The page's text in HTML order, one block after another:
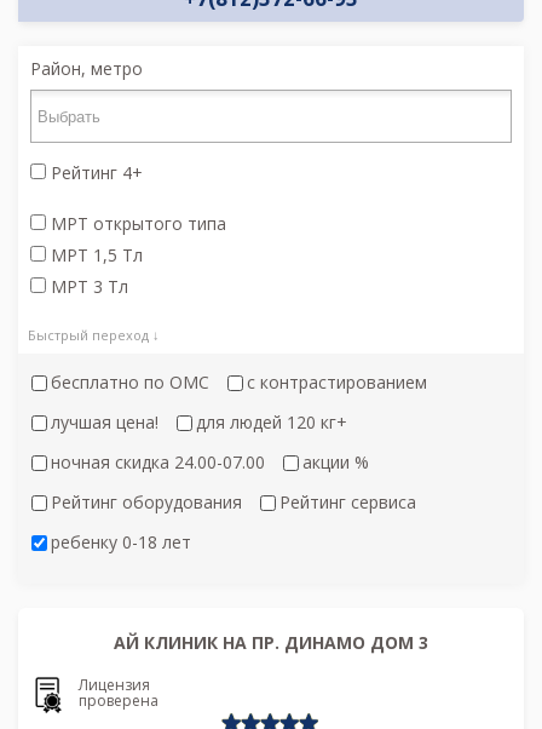
Район, метро
Рейтинг 4+
МРТ открытого типа
МРТ 1,5 Тл
МРТ 3 Тл
Быстрый переход ↓
бесплатно по ОМС
с контрастированием
лучшая цена!
для людей 120 кг+
ночная скидка 24.00-07.00
акции %
Рейтинг оборудования
Рейтинг сервиса
ребенку 0-18 лет
АЙ КЛИНИК НА ПР. ДИНАМО ДОМ 3
Лицензия
проверена